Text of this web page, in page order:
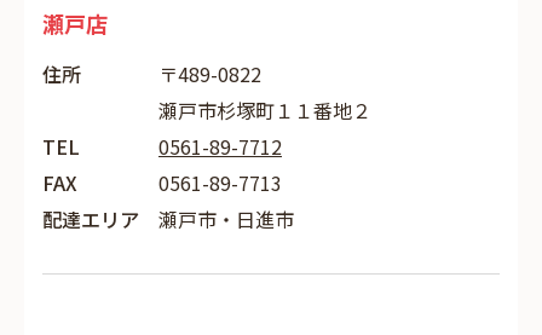
瀬戸店
住所
〒489-0822
瀬戸市杉塚町１１番地２
TEL
0561-89-7712
FAX
0561-89-7713
配達エリア
瀬戸市・日進市